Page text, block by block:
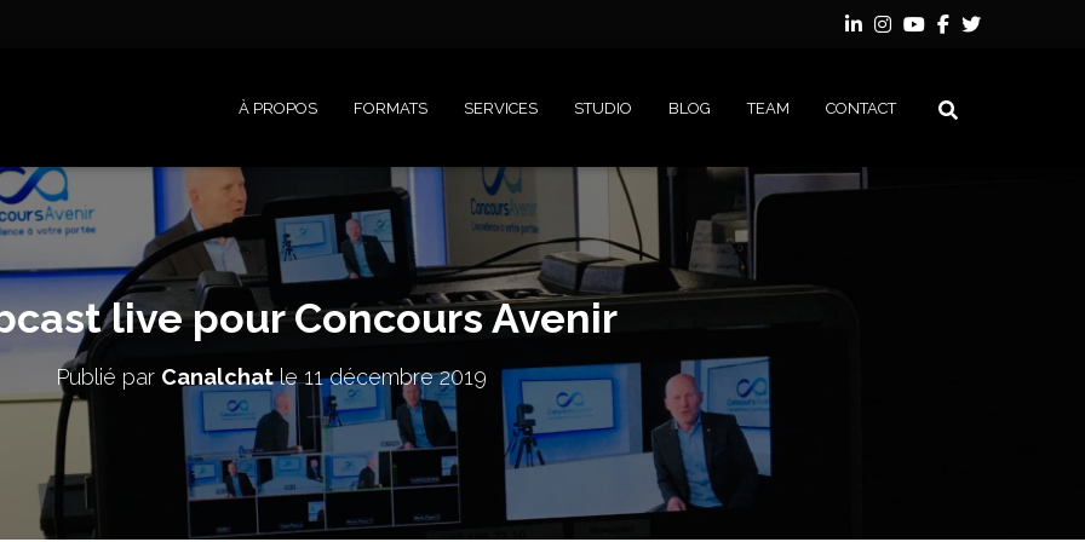
À PROPOS FORMATS SERVICES STUDIO BLOG TEAM CONTACT
live pour Concours Avenir
Publié par Canalchatle11 décembre 2019